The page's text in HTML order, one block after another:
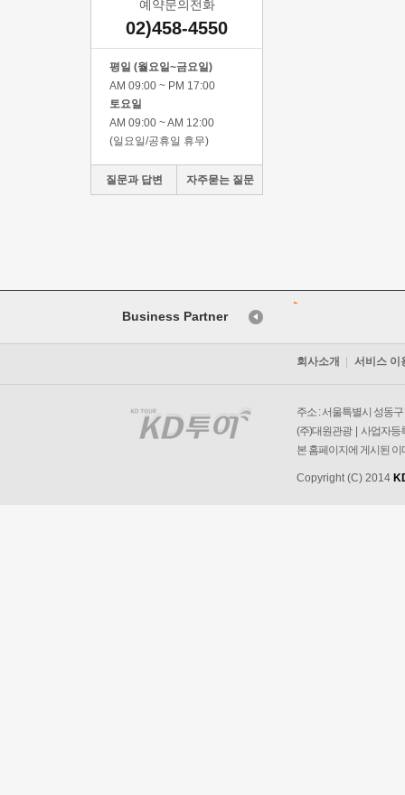
예약문의전화
02)458-4550
평일 (월요일~금요일)
AM 09:00 ~ PM 17:00
토요일
AM 09:00 ~ AM 12:00
(일요일/공휴일 휴무)
질문과 답변 자주묻는 질문
Business Partner
회사소개 서비스 이
주소 : 서울특별시 성동
(주)대원관광 | 사업자등
본 홈페이지에 게시된
Copyright (C) 2014